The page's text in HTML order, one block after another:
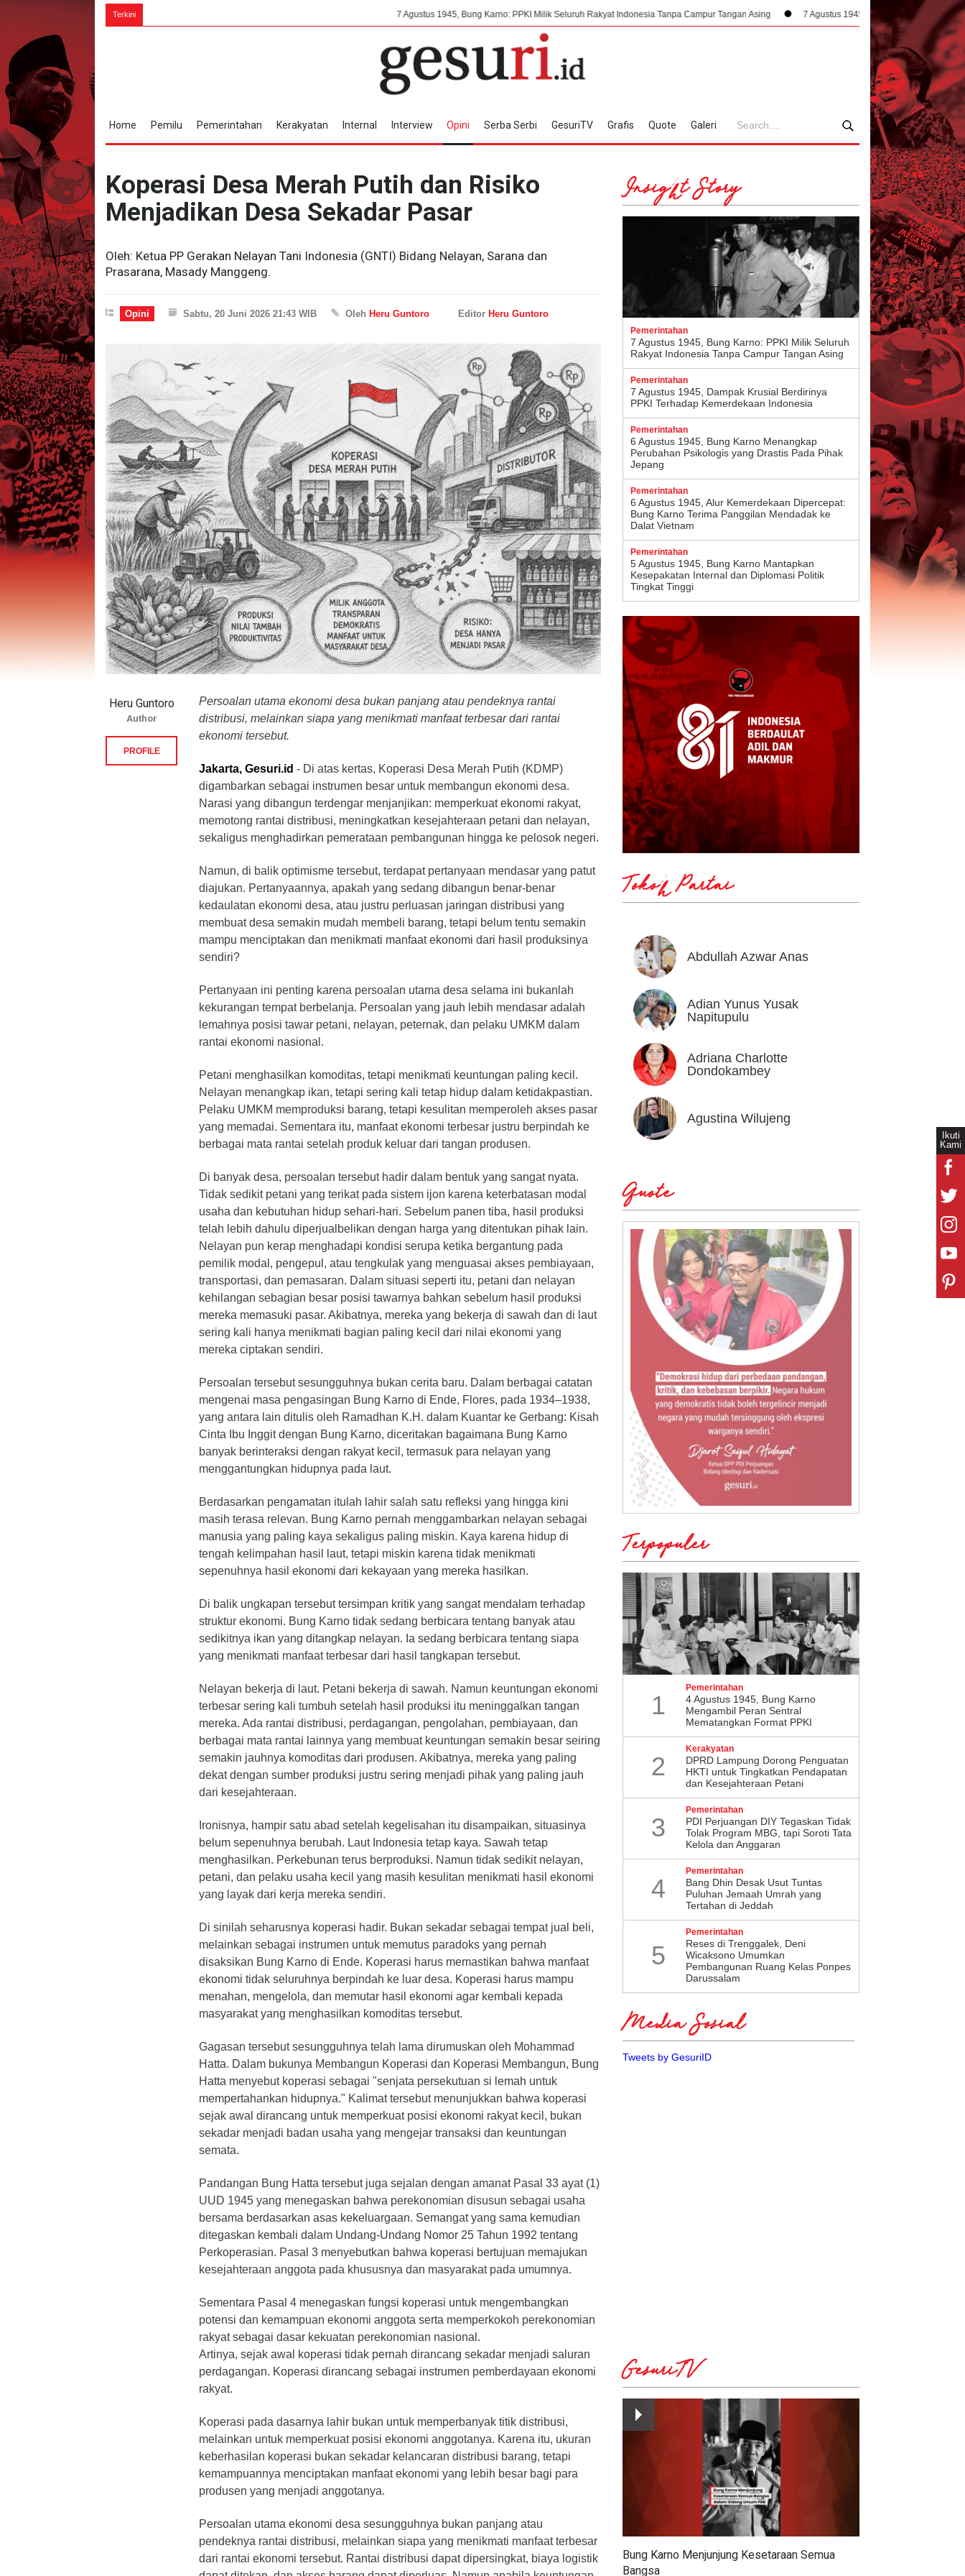
Ikuti
Kami
Terkini 7 Agustus 1945, Bung Karno: PPKI Milik Seluruh Rakyat Indonesia Tanpa Campur Tangan Asing 7 Agustus 1945, Dampak Krusial Berdirinya PPKI
Home Pemilu Pemerintahan Kerakyatan Internal Interview Opini Serba Serbi GesuriTV Grafis Quote Galeri
Koperasi Desa Merah Putih dan Risiko
Menjadikan Desa Sekadar Pasar
​Oleh: Ketua PP Gerakan Nelayan Tani Indonesia (GNTI) Bidang Nelayan, Sarana dan
Prasarana, Masady Manggeng.
Opini Sabtu, 20 Juni 2026 21:43 WIB Oleh Heru Guntoro Editor Heru Guntoro
​Persoalan utama ekonomi desa bukan panjang atau pendeknya rantai
distribusi, melainkan siapa yang menikmati manfaat terbesar dari rantai
ekonomi tersebut.
Jakarta, Gesuri.id - ​Di atas kertas, Koperasi Desa Merah Putih (KDMP)
digambarkan sebagai instrumen besar untuk membangun ekonomi desa.
Narasi yang dibangun terdengar menjanjikan: memperkuat ekonomi rakyat,
memotong rantai distribusi, meningkatkan kesejahteraan petani dan nelayan,
sekaligus menghadirkan pemerataan pembangunan hingga ke pelosok negeri.
​Namun, di balik optimisme tersebut, terdapat pertanyaan mendasar yang patut
diajukan. Pertanyaannya, apakah yang sedang dibangun benar-benar
kedaulatan ekonomi desa, atau justru perluasan jaringan distribusi yang
membuat desa semakin mudah membeli barang, tetapi belum tentu semakin
mampu menciptakan dan menikmati manfaat ekonomi dari hasil produksinya
sendiri?
​Pertanyaan ini penting karena persoalan utama desa selama ini bukanlah
kekurangan tempat berbelanja. Persoalan yang jauh lebih mendasar adalah
lemahnya posisi tawar petani, nelayan, peternak, dan pelaku UMKM dalam
rantai ekonomi nasional.
​Petani menghasilkan komoditas, tetapi menikmati keuntungan paling kecil.
Nelayan menangkap ikan, tetapi sering kali tetap hidup dalam ketidakpastian.
Pelaku UMKM memproduksi barang, tetapi kesulitan memperoleh akses pasar
yang memadai. Sementara itu, manfaat ekonomi terbesar justru berpindah ke
berbagai mata rantai setelah produk keluar dari tangan produsen.
​Di banyak desa, persoalan tersebut hadir dalam bentuk yang sangat nyata.
Tidak sedikit petani yang terikat pada sistem ijon karena keterbatasan modal
usaha dan kebutuhan hidup sehari-hari. Sebelum panen tiba, hasil produksi
telah lebih dahulu diperjualbelikan dengan harga yang ditentukan pihak lain.
Nelayan pun kerap menghadapi kondisi serupa ketika bergantung pada
pemilik modal, pengepul, atau tengkulak yang menguasai akses pembiayaan,
transportasi, dan pemasaran. Dalam situasi seperti itu, petani dan nelayan
kehilangan sebagian besar posisi tawarnya bahkan sebelum hasil produksi
mereka memasuki pasar. Akibatnya, mereka yang bekerja di sawah dan di laut
sering kali hanya menikmati bagian paling kecil dari nilai ekonomi yang
mereka ciptakan sendiri.
​Persoalan tersebut sesungguhnya bukan cerita baru. Dalam berbagai catatan
mengenai masa pengasingan Bung Karno di Ende, Flores, pada 1934–1938,
yang antara lain ditulis oleh Ramadhan K.H. dalam Kuantar ke Gerbang: Kisah
Cinta Ibu Inggit dengan Bung Karno, diceritakan bagaimana Bung Karno
banyak berinteraksi dengan rakyat kecil, termasuk para nelayan yang
menggantungkan hidupnya pada laut.
​Berdasarkan pengamatan itulah lahir salah satu refleksi yang hingga kini
masih terasa relevan. Bung Karno pernah menggambarkan nelayan sebagai
manusia yang paling kaya sekaligus paling miskin. Kaya karena hidup di
tengah kelimpahan hasil laut, tetapi miskin karena tidak menikmati
sepenuhnya hasil ekonomi dari kekayaan yang mereka hasilkan.
​Di balik ungkapan tersebut tersimpan kritik yang sangat mendalam terhadap
struktur ekonomi. Bung Karno tidak sedang berbicara tentang banyak atau
sedikitnya ikan yang ditangkap nelayan. Ia sedang berbicara tentang siapa
yang menikmati manfaat terbesar dari hasil tangkapan tersebut.
​Nelayan bekerja di laut. Petani bekerja di sawah. Namun keuntungan ekonomi
terbesar sering kali tumbuh setelah hasil produksi itu meninggalkan tangan
mereka. Ada rantai distribusi, perdagangan, pengolahan, pembiayaan, dan
berbagai mata rantai lainnya yang membuat keuntungan semakin besar seiring
semakin jauhnya komoditas dari produsen. Akibatnya, mereka yang paling
dekat dengan sumber produksi justru sering menjadi pihak yang paling jauh
dari kesejahteraan.
​Ironisnya, hampir satu abad setelah kegelisahan itu disampaikan, situasinya
belum sepenuhnya berubah. Laut Indonesia tetap kaya. Sawah tetap
menghasilkan. Perkebunan terus berproduksi. Namun tidak sedikit nelayan,
petani, dan pelaku usaha kecil yang masih kesulitan menikmati hasil ekonomi
yang layak dari kerja mereka sendiri.
​Di sinilah seharusnya koperasi hadir. Bukan sekadar sebagai tempat jual beli,
melainkan sebagai instrumen untuk memutus paradoks yang pernah
disaksikan Bung Karno di Ende. Koperasi harus memastikan bahwa manfaat
ekonomi tidak seluruhnya berpindah ke luar desa. Koperasi harus mampu
menahan, mengelola, dan memutar hasil ekonomi agar kembali kepada
masyarakat yang menghasilkan komoditas tersebut.
​Gagasan tersebut sesungguhnya telah lama dirumuskan oleh Mohammad
Hatta. Dalam bukunya Membangun Koperasi dan Koperasi Membangun, Bung
Hatta menyebut koperasi sebagai "senjata persekutuan si lemah untuk
mempertahankan hidupnya." Kalimat tersebut menunjukkan bahwa koperasi
sejak awal dirancang untuk memperkuat posisi ekonomi rakyat kecil, bukan
sekadar menjadi badan usaha yang mengejar transaksi dan keuntungan
semata.
​Pandangan Bung Hatta tersebut juga sejalan dengan amanat Pasal 33 ayat (1)
UUD 1945 yang menegaskan bahwa perekonomian disusun sebagai usaha
bersama berdasarkan asas kekeluargaan. Semangat yang sama kemudian
ditegaskan kembali dalam Undang-Undang Nomor 25 Tahun 1992 tentang
Perkoperasian. Pasal 3 menyebutkan bahwa koperasi bertujuan memajukan
kesejahteraan anggota pada khususnya dan masyarakat pada umumnya.
Sementara Pasal 4 menegaskan fungsi koperasi untuk mengembangkan
potensi dan kemampuan ekonomi anggota serta memperkokoh perekonomian
rakyat sebagai dasar kekuatan perekonomian nasional.
​Artinya, sejak awal koperasi tidak pernah dirancang sekadar menjadi saluran
perdagangan. Koperasi dirancang sebagai instrumen pemberdayaan ekonomi
rakyat.
Koperasi pada dasarnya lahir bukan untuk memperbanyak titik distribusi,
melainkan untuk memperkuat posisi ekonomi anggotanya. Karena itu, ukuran
keberhasilan koperasi bukan sekadar kelancaran distribusi barang, tetapi
kemampuannya menciptakan manfaat ekonomi yang lebih besar bagi para
produsen yang menjadi anggotanya.
​Persoalan utama ekonomi desa sesungguhnya bukan panjang atau
pendeknya rantai distribusi, melainkan siapa yang menikmati manfaat terbesar
dari rantai ekonomi tersebut. Rantai distribusi dapat dipersingkat, biaya logistik
Heru Guntoro
Author
PROFILE
Insight Story
Pemerintahan
7 Agustus 1945, Bung Karno: PPKI Milik Seluruh
Rakyat Indonesia Tanpa Campur Tangan Asing
Pemerintahan
7 Agustus 1945, Dampak Krusial Berdirinya
PPKI Terhadap Kemerdekaan Indonesia
Pemerintahan
6 Agustus 1945, Bung Karno Menangkap
Perubahan Psikologis yang Drastis Pada Pihak
Jepang
Pemerintahan
6 Agustus 1945, Alur Kemerdekaan Dipercepat:
Bung Karno Terima Panggilan Mendadak ke
Dalat Vietnam
Pemerintahan
5 Agustus 1945, Bung Karno Mantapkan
Kesepakatan Internal dan Diplomasi Politik
Tingkat Tinggi
Tokoh Partai
Abdullah Azwar Anas
Adian Yunus Yusak
Napitupulu
Adriana Charlotte
Dondokambey
Agustina Wilujeng
Quote
Terpopuler
1
Pemerintahan
4 Agustus 1945, Bung Karno
Mengambil Peran Sentral
Mematangkan Format PPKI
2
Kerakyatan
DPRD Lampung Dorong Penguatan
HKTI untuk Tingkatkan Pendapatan
dan Kesejahteraan Petani
3
Pemerintahan
PDI Perjuangan DIY Tegaskan Tidak
Tolak Program MBG, tapi Soroti Tata
Kelola dan Anggaran
4
Pemerintahan
Bang Dhin Desak Usut Tuntas
Puluhan Jemaah Umrah yang
Tertahan di Jeddah
5
Pemerintahan
​Reses di Trenggalek, Deni
Wicaksono Umumkan
Pembangunan Ruang Kelas Ponpes
Darussalam
Media Sosial
Tweets by GesuriID
GesuriTV
Bung Karno Menjunjung Kesetaraan Semua
Bangsa